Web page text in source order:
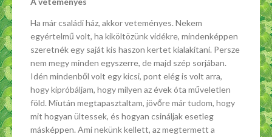
Ha már családi ház, akkor veteményes. Nekem
egyértelmű volt, ha kiköltözünk vidékre, mindenképpen
szeretnék egy saját kis haszon kertet kialakítani. Persze
nem megy minden egyszerre, de majd szép sorjában.
Idén mindenből volt egy kicsi, pont elég is volt arra,
hogy kipróbáljam, hogy milyen az évek óta műveletlen
föld. Miután megtapasztaltam, jövőre már tudom, hogy
mit hogyan ültessek, és hogyan csináljak esetleg
másképpen. Ami nekünk kellett, az megtermett a